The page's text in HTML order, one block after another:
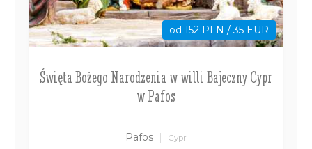
od 152 PLN / 35 EUR
Święta Bożego Narodzenia w willi Bajeczny Cypr
w Pafos
Pafos Cypr